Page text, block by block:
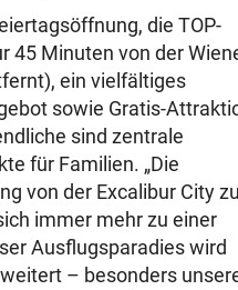
die TOP-
45 Minuten von der
ein vielfältiges
sowie Gratis-
sind zentrale
für Familien. „Die
von der Excalibur City
immer mehr zu einer
Ausflugsparadies wird
– besonders